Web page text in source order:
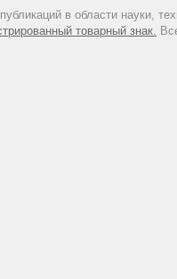
в области науки,
товарный знак.